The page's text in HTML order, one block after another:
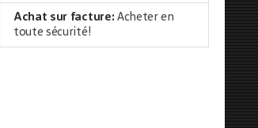
Achat sur facture: Acheter en
toute sécurité!